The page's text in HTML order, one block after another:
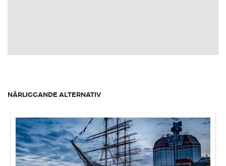
NÄRLIGGANDE ALTERNATIV